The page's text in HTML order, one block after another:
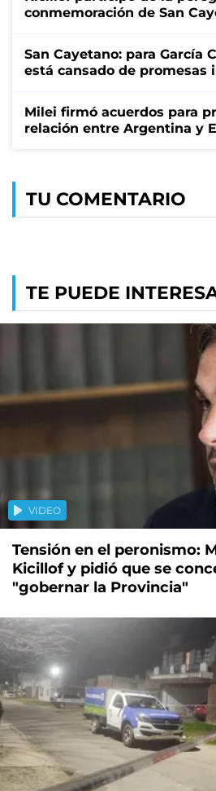
conmemoración de San
San Cayetano: para García
está cansado de promesas
Milei firmó acuerdos para
relación entre Argentina y
TU COMENTARIO
TE PUEDE
VIDEO
Tensión en el peronismo:
Kicillof y pidió que se
"gobernar la Provincia"